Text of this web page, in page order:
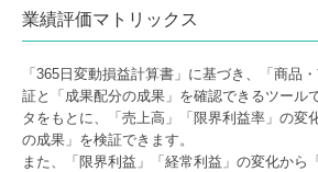
業績評価マトリックス
「365⽇変動損益計算書」に基づき、「商品
証と「成果配分の成果」を確認できるツール
タをもとに、「売上⾼」「限界利益率」の変
の成果」を検証できます。
また、「限界利益」「経常利益」の変化から